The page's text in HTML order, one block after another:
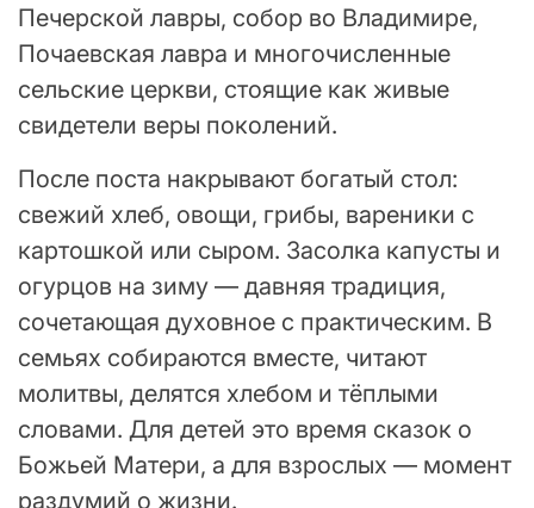
Печерской лавры, собор во Владимире,
Почаевская лавра и многочисленные
сельские церкви, стоящие как живые
свидетели веры поколений.
После поста накрывают богатый стол:
свежий хлеб, овощи, грибы, вареники с
картошкой или сыром. Засолка капусты и
огурцов на зиму — давняя традиция,
сочетающая духовное с практическим. В
семьях собираются вместе, читают
молитвы, делятся хлебом и тёплыми
словами. Для детей это время сказок о
Божьей Матери, а для взрослых — момент
раздумий о жизни.